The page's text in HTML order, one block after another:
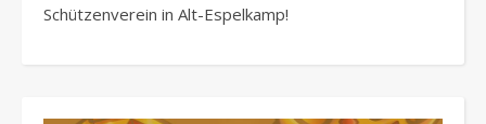
Schützenverein in Alt-Espelkamp!